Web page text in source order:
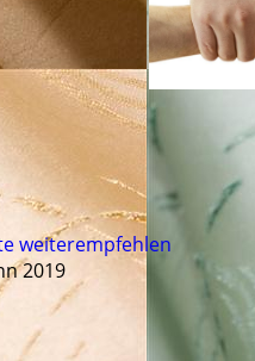
weiterempfehlen
2019